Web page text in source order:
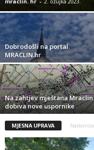
Dobrodošli na portal
MRACLIN.hr
Na zahtjev mještana Mraclin
dobiva nove uspornike
MJESNA UPRAVA Naslovnica